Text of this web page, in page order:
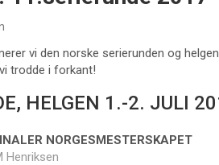
vi den norske serierunden og
trodde i forkant!
HELGEN 1.-2. JULI
NORGESMESTERSKAPET
Henriksen